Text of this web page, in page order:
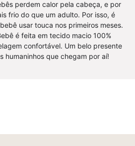
perdem calor pela cabeça, e por
frio do que um adulto. Por isso, é
usar touca nos primeiros meses.
é feita em tecido macio 100%
confortável. Um belo presente
humaninhos que chegam por aí!